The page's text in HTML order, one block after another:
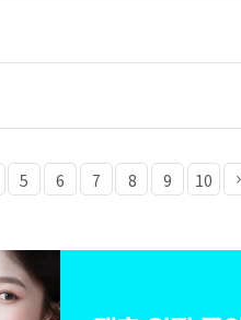
5 6 7 8 9 10